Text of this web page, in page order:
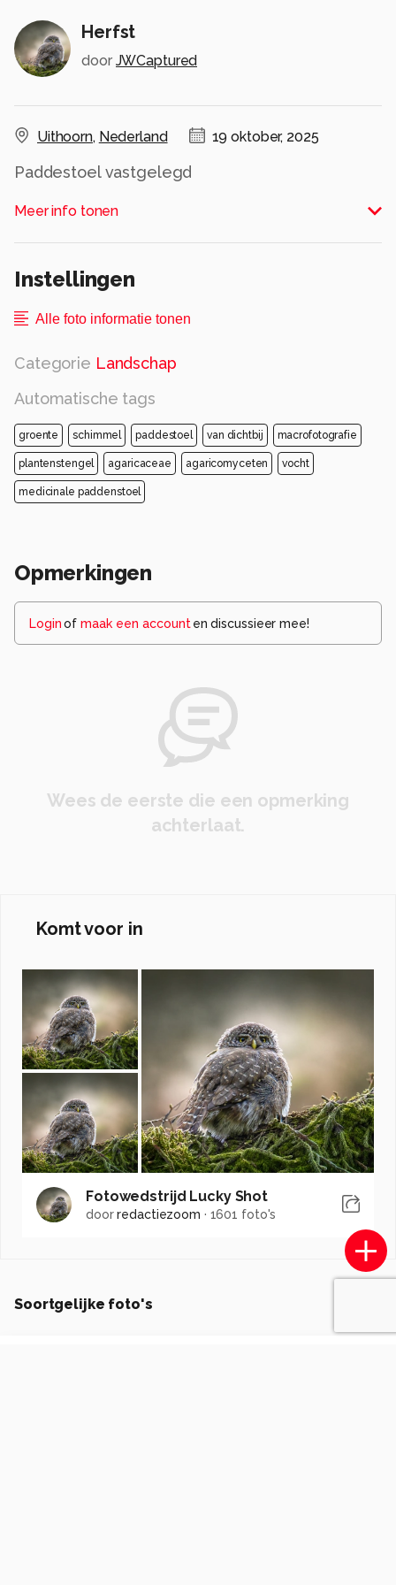
Herfst
door JWCaptured
Uithoorn, Nederland 19 oktober, 2025
Paddestoel vastgelegd
Alle rechten voorbehouden
Meer info tonen
Instellingen
Alle foto informatie tonen
Categorie Landschap
Automatische tags
groente schimmel paddestoel van dichtbij macrofotografie
plantenstengel agaricaceae agaricomyceten vocht
medicinale paddenstoel
Opmerkingen
Loginof maak een account en discussieer mee!
Wees de eerste die een opmerking
achterlaat.
Komt voor in
Fotowedstrijd Lucky Shot
doorredactiezoom · 1601 foto's
Soortgelijke foto's